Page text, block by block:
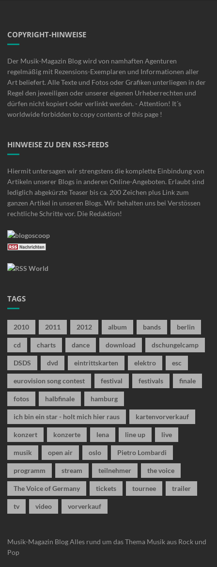
COPYRIGHT-HINWEISE
Der Musik-Magazin Blog wird von namhaften Agenturen
regelmäßig mit Rezensions-Exemplaren und Informationen aller
Art beliefert. Alle Texte und Fotos oder Grafiken unterliegen in der
Regel den jeweiligen oder unserer eigenen Urheberrechten und
dürfen nicht kopiert oder verlinkt werden. - Attention! It´s
worldwide forbidden to copy contents of this page !
HINWEISE ZU DEN RSS-FEEDS
Hiermit untersagen wir strengstens die komplette Einbindung von
Artikeln unserer Blogs in anderen Online-Angeboten. Erlaubt sind
lediglich abgekürzte Teaser bis ca. 200 Zeichen plus Link zum
ganzen Artikel in unseren Blogs. Wir behalten uns bei Verstössen
rechtliche Schritte vor. Die Redaktion!
TAGS
2010 2011 2012 album bands berlin
cd charts dance download dschungelcamp
DSDS dvd eintrittskarten elektro esc
eurovision song contest festival festivals finale
fotos halbfinale hamburg
ich bin ein star - holt mich hier raus kartenvorverkauf
konzert konzerte lena line up live
musik open air oslo Pietro Lombardi
programm stream teilnehmer the voice
The Voice of Germany tickets tournee trailer
tv video vorverkauf
Musik-Magazin BlogAlles rund um das Thema Musik aus Rock und
Pop